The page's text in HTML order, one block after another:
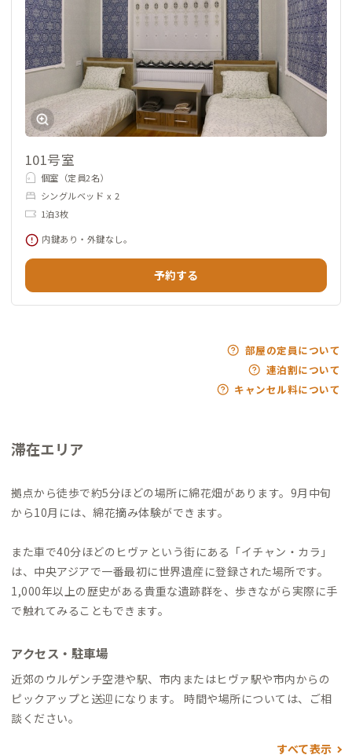
101号室
個室（定員2名）
シングルベッド x 2
1泊3枚
内鍵あり・外鍵なし。
予約する
部屋の定員について
連泊割について
キャンセル料について
滞在エリア
拠点から徒歩で約5分ほどの場所に綿花畑があります。9月中旬
から10月には、綿花摘み体験ができます。
また車で40分ほどのヒヴァという街にある「イチャン・カラ」
は、中央アジアで一番最初に世界遺産に登録された場所です。
1,000年以上の歴史がある貴重な遺跡群を、歩きながら実際に手
で触れてみることもできます。
アクセス・駐車場
近郊のウルゲンチ空港や駅、市内またはヒヴァ駅や市内からの
ピックアップと送迎になります。 時間や場所については、ご相
談ください。
すべて表示